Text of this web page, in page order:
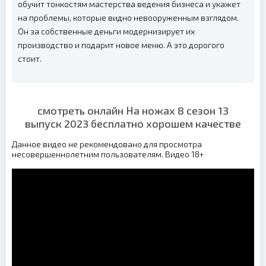
обучит тонкостям мастерства ведения бизнеса и укажет
на проблемы, которые видно невооруженным взглядом.
Он за собственные деньги модернизирует их
производство и подарит новое меню. А это дорогого
стоит.
смотреть онлайн На ножах 8 сезон 13
выпуск 2023 бесплатно хорошем качестве
Данное видео не рекомендовано для просмотра
несовершеннолетним пользователям. Видео 18+